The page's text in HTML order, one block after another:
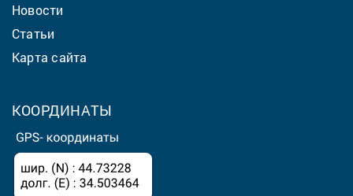
Новости
Статьи
Карта сайта
КООРДИНАТЫ